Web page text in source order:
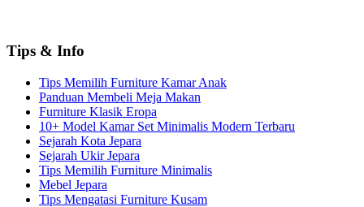
Tips & Info
Tips Memilih Furniture Kamar Anak
Panduan Membeli Meja Makan
Furniture Klasik Eropa
10+ Model Kamar Set Minimalis Modern Terbaru
Sejarah Kota Jepara
Sejarah Ukir Jepara
Tips Memilih Furniture Minimalis
Mebel Jepara
Tips Mengatasi Furniture Kusam